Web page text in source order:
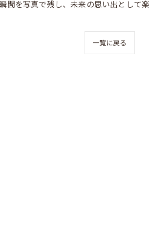
を写真で残し、未来の思い出として
一覧に戻る